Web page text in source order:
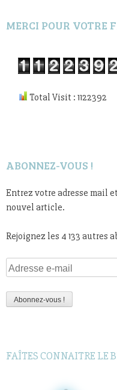
MERCI POUR VOTRE
Total Visit : 1122392
ABONNEZ-VOUS !
Entrez votre adresse mail
nouvel article.
Rejoignez les 4 133 autres
Adresse
e-
mail
Abonnez-vous !
FAÎTES CONNAITRE LE